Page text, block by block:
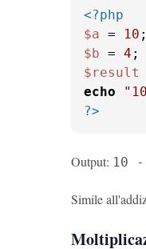
<?php
$a = 10
$b = 4
$result
echo
?>
Output: 10
Simile